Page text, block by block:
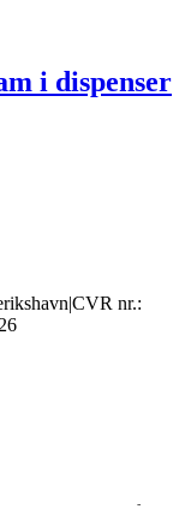
i dispenser
|CVR nr.: